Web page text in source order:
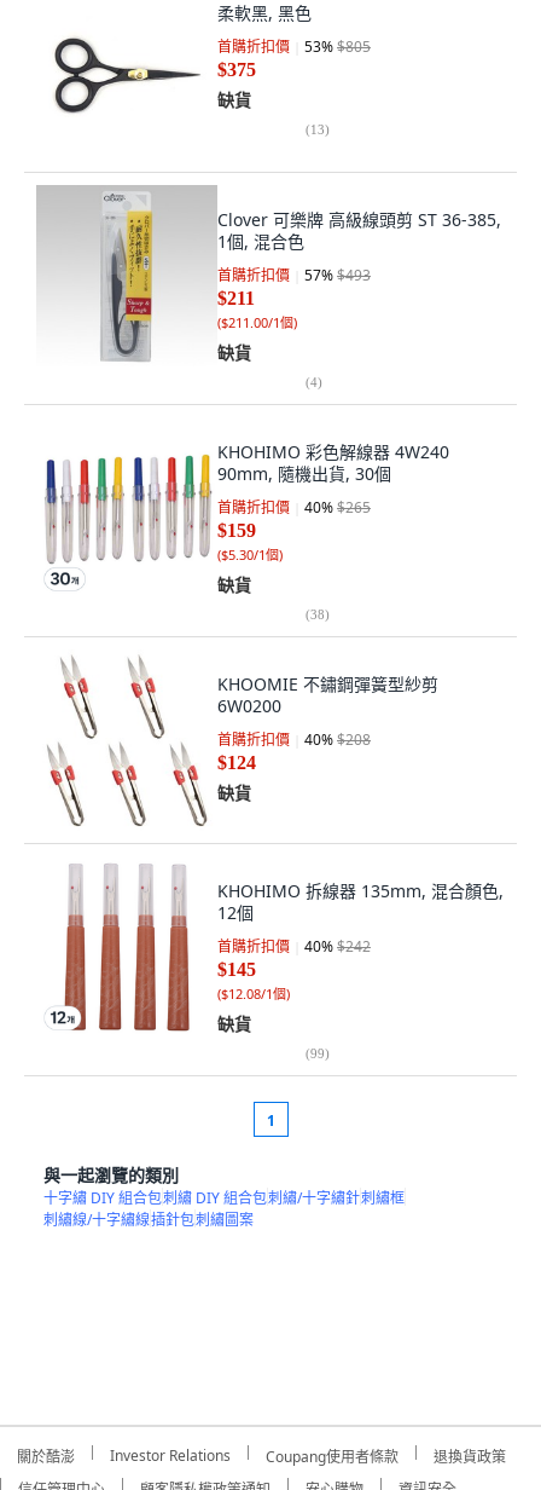
柔軟黑, 黑色
首購折扣價 53%$805
$375
缺貨
(13)
Clover 可樂牌 高級線頭剪 ST 36-385,
1個, 混合色
首購折扣價 57%$493
$211
($211.00/1個)
缺貨
(4)
KHOHIMO 彩色解線器 4W240
90mm, 隨機出貨, 30個
首購折扣價 40%$265
$159
($5.30/1個)
缺貨
(38)
KHOOMIE 不鏽鋼彈簧型紗剪
6W0200
首購折扣價 40%$208
$124
缺貨
KHOHIMO 拆線器 135mm, 混合顏色,
12個
首購折扣價 40%$242
$145
($12.08/1個)
缺貨
(99)
1
與一起瀏覽的類別
十字繡 DIY 組合包刺繡 DIY 組合包刺繡/十字繡針刺繡框
刺繡線/十字繡線插針包刺繡圖案
關於酷澎 Investor Relations Coupang使用者條款
退換貨政策